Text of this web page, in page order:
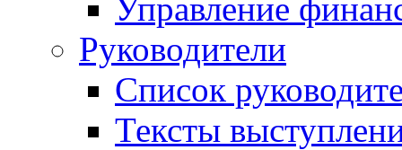
Управление
Руководители
Список
Тексты